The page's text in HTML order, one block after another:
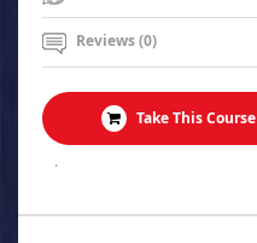
Reviews (0)
Take This Course
.